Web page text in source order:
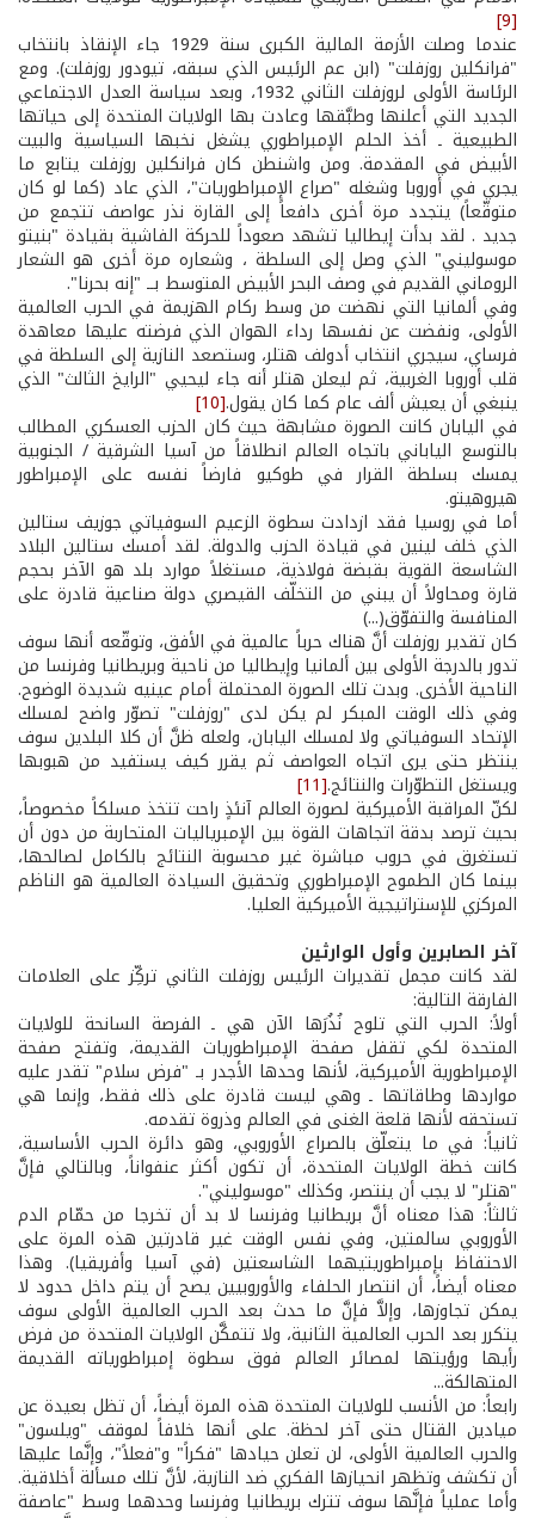
[9]
عندما وصلت الأزمة المالية الكبرى سنة 1929 جاء الإنقاذ بانتخاب
"فرانكلين روزفلت" (ابن عم الرئيس الذي سبقه، تيودور روزفلت). ومع
الرئاسة الأولى لروزفلت الثاني 1932، وبعد سياسة العدل الاجتماعي
الجديد التي أعلنها وطبَّقها وعادت بها الولايات المتحدة إلى حياتها
الطبيعية ـ أخذ الحلم الإمبراطوري يشغل نخبها السياسية والبيت
الأبيض في المقدمة. ومن واشنطن كان فرانكلين روزفلت يتابع ما
يجري في أوروبا وشغله "صراع الإمبراطوريات"، الذي عاد (كما لو كان
متوقّعاً) يتجدد مرة أخرى دافعاً إلى القارة نذر عواصف تتجمع من
جديد . لقد بدأت إيطاليا تشهد صعوداً للحركة الفاشية بقيادة "بنيتو
موسوليني" الذي وصل إلى السلطة ، وشعاره مرة أخرى هو الشعار
الروماني القديم في وصف البحر الأبيض المتوسط بــ "إنه بحرنا".
وفي ألمانيا التي نهضت من وسط ركام الهزيمة في الحرب العالمية
الأولى، ونفضت عن نفسها رداء الهوان الذي فرضته عليها معاهدة
فرساي، سيجري انتخاب أدولف هتلر، وستصعد النازية إلى السلطة في
قلب أوروبا الغربية، ثم ليعلن هتلر أنه جاء ليحيي "الرايخ الثالث" الذي
ينبغي أن يعيش ألف عام كما كان يقول.[10]
في اليابان كانت الصورة مشابهة حيث كان الحزب العسكري المطالب
بالتوسع الياباني باتجاه العالم انطلاقاً من آسيا الشرقية / الجنوبية
يمسك بسلطة القرار في طوكيو فارضاً نفسه على الإمبراطور
هيروهيتو.
أما في روسيا فقد ازدادت سطوة الزعيم السوفياتي جوزيف ستالين
الذي خلف لينين في قيادة الحزب والدولة. لقد أمسك ستالين البلاد
الشاسعة القوية بقبضة فولاذية، مستغلاً موارد بلد هو الآخر بحجم
قارة ومحاولاً أن يبني من التخلّف القيصري دولة صناعية قادرة على
المنافسة والتفوّق(...)
كان تقدير روزفلت أنَّ هناك حرباً عالمية في الأفق، وتوقّعه أنها سوف
تدور بالدرجة الأولى بين ألمانيا وإيطاليا من ناحية وبريطانيا وفرنسا من
الناحية الأخرى. وبدت تلك الصورة المحتملة أمام عينيه شديدة الوضوح.
وفي ذلك الوقت المبكر لم يكن لدى "روزفلت" تصوّر واضح لمسلك
الإتحاد السوفياتي ولا لمسلك اليابان، ولعله ظنَّ أن كلا البلدين سوف
ينتظر حتى يرى اتجاه العواصف ثم يقرر كيف يستفيد من هبوبها
ويستغل التطوّرات والنتائج.[11]
لكنّ المراقبة الأميركية لصورة العالم آنئذٍ راحت تتخذ مسلكاً مخصوصاً،
بحيث ترصد بدقة اتجاهات القوة بين الإمبرياليات المتحاربة من دون أن
تستغرق في حروب مباشرة غير محسوبة النتائج بالكامل لصالحها،
بينما كان الطموح الإمبراطوري وتحقيق السيادة العالمية هو الناظم
المركزي للإستراتيجية الأميركية العليا.
آخر الصابرين وأول الوارثين
لقد كانت مجمل تقديرات الرئيس روزفلت الثاني تركِّز على العلامات
الفارقة التالية:
أولاً: الحرب التي تلوح نُذُرَها الآن هي ـ الفرصة السانحة للولايات
المتحدة لكي تقفل صفحة الإمبراطوريات القديمة، وتفتح صفحة
الإمبراطورية الأميركية، لأنها وحدها الأجدر بـ "فرض سلام" تقدر عليه
مواردها وطاقاتها ـ وهي ليست قادرة على ذلك فقط، وإنما هي
تستحقه لأنها قلعة الغنى في العالم وذروة تقدمه.
ثانياً: في ما يتعلّق بالصراع الأوروبي، وهو دائرة الحرب الأساسية،
كانت خطة الولايات المتحدة، أن تكون أكثر عنفواناً، وبالتالي فإنَّ
"هتلر" لا يجب أن ينتصر، وكذلك "موسوليني".
ثالثاً: هذا معناه أنَّ بريطانيا وفرنسا لا بد أن تخرجا من حمّام الدم
الأوروبي سالمتين، وفي نفس الوقت غير قادرتين هذه المرة على
الاحتفاظ بإمبراطوريتيهما الشاسعتين (في آسيا وأفريقيا). وهذا
معناه أيضاً، أن انتصار الحلفاء والأوروبيين يصح أن يتم داخل حدود لا
يمكن تجاوزها، وإلاَّ فإنَّ ما حدث بعد الحرب العالمية الأولى سوف
يتكرر بعد الحرب العالمية الثانية، ولا تتمكَّن الولايات المتحدة من فرض
رأيها ورؤيتها لمصائر العالم فوق سطوة إمبراطورياته القديمة
المتهالكة...
رابعاً: من الأنسب للولايات المتحدة هذه المرة أيضاً، أن تظل بعيدة عن
ميادين القتال حتى آخر لحظة. على أنها خلافاً لموقف "ويلسون"
والحرب العالمية الأولى، لن تعلن حيادها "فكراً" و"فعلاً"، وإنَّما عليها
أن تكشف وتظهر انحيازها الفكري ضد النازية، لأنَّ تلك مسألة أخلاقية.
وأما عملياً فإنَّها سوف تترك بريطانيا وفرنسا وحدهما وسط "عاصفة